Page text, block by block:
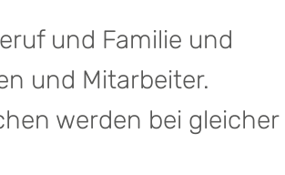
und Familie und
und Mitarbeiter.
werden bei gleicher